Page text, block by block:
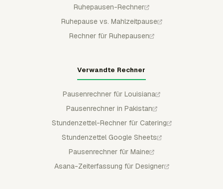
Ruhepausen-Rechner
Ruhepause vs. Mahlzeitpause
Rechner für Ruhepausen
Verwandte Rechner
Pausenrechner für Louisiana
Pausenrechner in Pakistan
Stundenzettel-Rechner für Catering
Stundenzettel Google Sheets
Pausenrechner für Maine
Asana-Zeiterfassung für Designer